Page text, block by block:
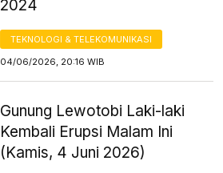
2024
TEKNOLOGI & TELEKOMUNIKASI
04/06/2026, 20:16 WIB
Gunung Lewotobi Laki-laki
Kembali Erupsi Malam Ini
(Kamis, 4 Juni 2026)